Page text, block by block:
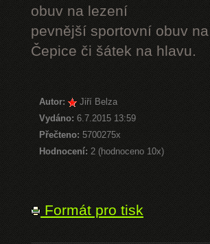
obuv na lezení
pevnější sportovní obuv
Čepice či šátek na hlavu.
Autor:
Jiří Belza
Vydáno: 6.7.2015 13:59
Přečteno: 5700275x
Hodnocení: 2 (hodnoceno 10x)
Formát pro tisk